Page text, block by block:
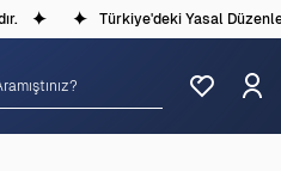
Türkiye'deki Yasal